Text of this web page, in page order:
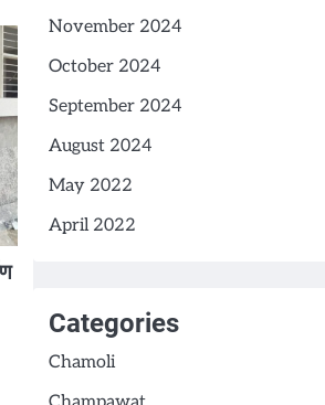
November 2024
October 2024
September 2024
August 2024
May 2022
April 2022
Categories
Chamoli